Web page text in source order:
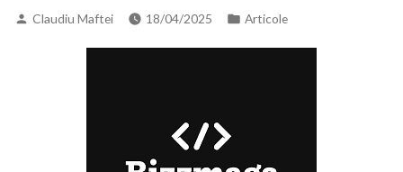
Publicat
Claudiu Maftei 18/04/2025
Publicat
Articole